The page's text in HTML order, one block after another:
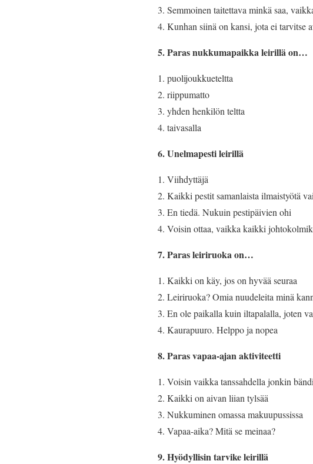
Semmoinen taitettava minkä saa,
Kunhan siinä on kansi, jota ei tarvitse
5. Paras nukkumapaikka leirillä on…
puolijoukkueteltta
riippumatto
yhden henkilön teltta
taivasalla
6. Unelmapesti leirillä
Viihdyttäjä
Kaikki pestit samanlaista ilmaistyötä
En tiedä. Nukuin pestipäivien ohi
Voisin ottaa, vaikka kaikki
7. Paras leiriruoka on…
Kaikki on käy, jos on hyvää seuraa
Leiriruoka? Omia nuudeleita minä
En ole paikalla kuin iltapalalla, joten
Kaurapuuro. Helppo ja nopea
8. Paras vapaa-ajan aktiviteetti
Voisin vaikka tanssahdella jonkin
Kaikki on aivan liian tylsää
Nukkuminen omassa makuupussissa
Vapaa-aika? Mitä se meinaa?
9. Hyödyllisin tarvike leirillä